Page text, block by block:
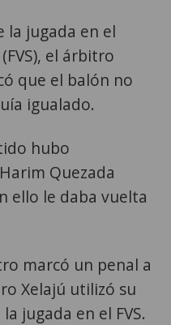
la jugada en el
el árbitro
que el balón no
igualado.
hubo
Quezada
ello le daba vuelta
marcó un penal a
Xelajú utilizó su
jugada en el FVS.